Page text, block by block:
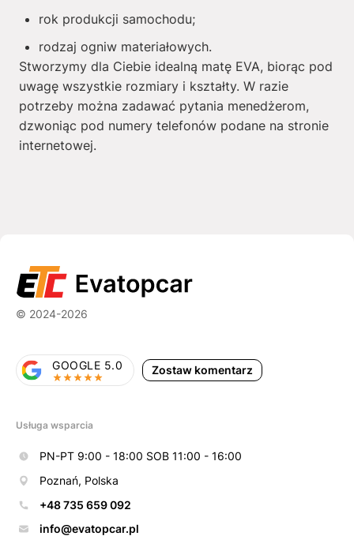
rok produkcji samochodu;
rodzaj ogniw materiałowych.
Stworzymy dla Ciebie idealną matę EVA, biorąc pod
uwagę wszystkie rozmiary i kształty. W razie
potrzeby można zadawać pytania menedżerom,
dzwoniąc pod numery telefonów podane na stronie
internetowej.
© 2024-2026
Zostaw komentarz
GOOGLE 5.0
Usługa wsparcia
PN-PT 9:00 - 18:00 SOB 11:00 - 16:00
Poznań, Polska
+48 735 659 092
info@evatopcar.pl